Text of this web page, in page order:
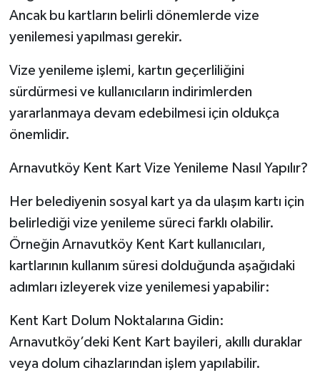
Ancak bu kartların belirli dönemlerde vize
yenilemesi yapılması gerekir.
Vize yenileme işlemi, kartın geçerliliğini
sürdürmesi ve kullanıcıların indirimlerden
yararlanmaya devam edebilmesi için oldukça
önemlidir.
Arnavutköy Kent Kart Vize Yenileme Nasıl Yapılır?
Her belediyenin sosyal kart ya da ulaşım kartı için
belirlediği vize yenileme süreci farklı olabilir.
Örneğin Arnavutköy Kent Kart kullanıcıları,
kartlarının kullanım süresi dolduğunda aşağıdaki
adımları izleyerek vize yenilemesi yapabilir:
Kent Kart Dolum Noktalarına Gidin:
Arnavutköy’deki Kent Kart bayileri, akıllı duraklar
veya dolum cihazlarından işlem yapılabilir.